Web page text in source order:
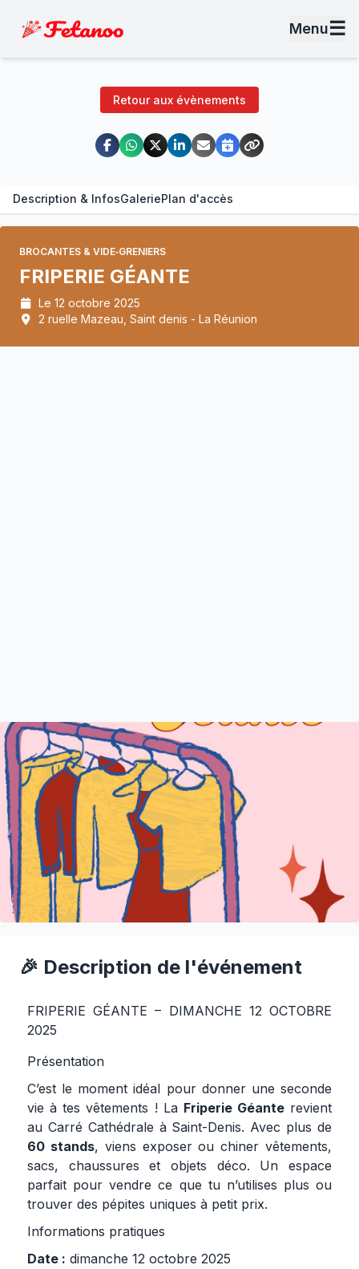
Menu☰
Retour aux évènements
Description & InfosGaleriePlan d'accès
BROCANTES & VIDE‑GRENIERS
FRIPERIE GÉANTE
Le 12 octobre 2025
2 ruelle Mazeau, Saint denis - La Réunion
🎉 Description de l'événement
FRIPERIE GÉANTE – DIMANCHE 12 OCTOBRE
2025
Présentation
C’est le moment idéal pour donner une seconde
vie à tes vêtements ! La Friperie Géanterevient
au Carré Cathédrale à Saint-Denis. Avec plus de
60 stands, viens exposer ou chiner vêtements,
sacs, chaussures et objets déco. Un espace
parfait pour vendre ce que tu n’utilises plus ou
trouver des pépites uniques à petit prix.
Informations pratiques
Date : dimanche 12 octobre 2025